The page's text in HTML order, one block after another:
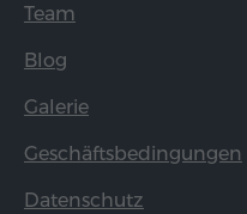
Team
Blog
Galerie
Geschäftsbedingungen
Datenschutz